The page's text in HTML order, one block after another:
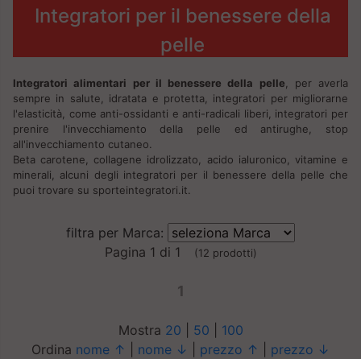
Integratori per il benessere della
pelle
Integratori alimentari per il benessere della pelle , per averla
sempre in salute, idratata e protetta, integratori per migliorarne
l'elasticità, come anti-ossidanti e anti-radicali liberi, integratori per
prenire l'invecchiamento della pelle ed antirughe, stop
all'invecchiamento cutaneo.
Beta carotene, collagene idrolizzato, acido ialuronico, vitamine e
minerali, alcuni degli integratori per il benessere della pelle che
puoi trovare su sporteintegratori.it.
filtra per Marca:
Pagina 1 di 1
(12 prodotti)
1
Mostra 20 50
100
Ordina nome ↑ nome ↓ prezzo ↑ prezzo ↓